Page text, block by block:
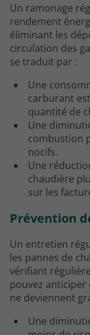
Un ramonage
rendement
éliminant les
circulation des
se traduit par :
Une
carburant
quantité de
Une
combustion
nocifs.
Une
chaudière
sur les
Prévention
Un entretien
les pannes de
vérifiant
pouvez
ne deviennent
Une